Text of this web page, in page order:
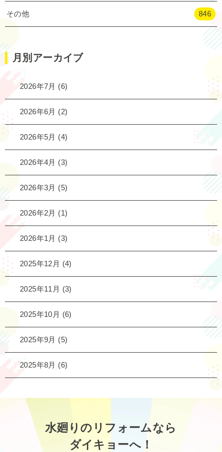
その他 846
月別アーカイブ
2026年7月 (6)
2026年6月 (2)
2026年5月 (4)
2026年4月 (3)
2026年3月 (5)
2026年2月 (1)
2026年1月 (3)
2025年12月 (4)
2025年11月 (3)
2025年10月 (6)
2025年9月 (5)
2025年8月 (6)
水廻りのリフォームなら
ダイキョーへ！